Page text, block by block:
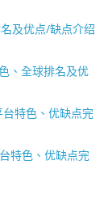
及优点/缺点介绍
、全球排名及优
特色、优缺点完
特色、优缺点完